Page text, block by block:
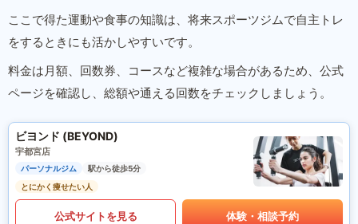
ここで得た運動や食事の知識は、将来スポーツジムで自主トレ
をするときにも活かしやすいです。
料金は月額、回数券、コースなど複雑な場合があるため、公式
ページを確認し、総額や通える回数をチェックしましょう。
ビヨンド (BEYOND)
宇都宮店
パーソナルジム
駅から徒歩5分
とにかく痩せたい人
公式サイトを見る 体験・相談予約